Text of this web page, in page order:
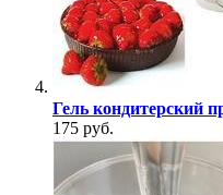
Гель кондитерский
175 руб.